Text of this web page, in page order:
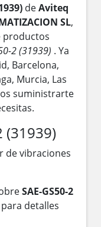
deAviteq
SL,
productos
2 (31939) . Ya
Barcelona,
Murcia, Las
suministrarte
(31939)
de vibraciones
SAE-GS50-2
detalles